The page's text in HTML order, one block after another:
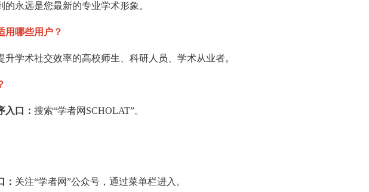
的永远是您最新的专业学术形象。
用哪些用户？
升学术社交效率的高校师生、科研人员、学术从业者。
入口： 搜索“学者网SCHOLAT”。
： 关注“学者网”公众号，通过菜单栏进入。